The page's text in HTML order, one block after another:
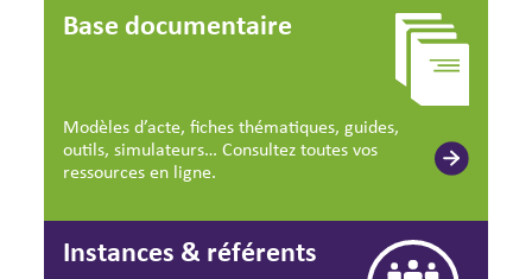
Base documentaire
Modèles d’acte, fiches thématiques, guides,
outils, simulateurs… Consultez toutes vos
ressources en ligne.
Instances & référents